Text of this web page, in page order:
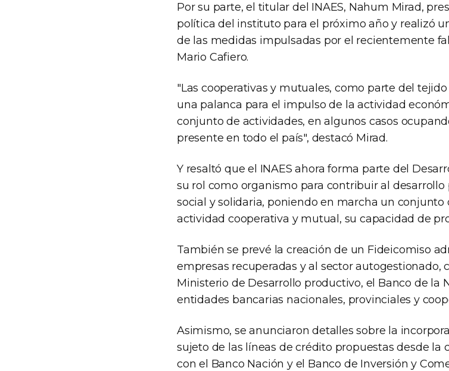
Por su parte, el titular del INAES, Nahum Mirad,
política del instituto para el próximo año y realizó
de las medidas impulsadas por el recientemente
Mario Cafiero.
"Las cooperativas y mutuales, como parte del
una palanca para el impulso de la actividad
conjunto de actividades, en algunos casos
presente en todo el país", destacó Mirad.
Y resaltó que el INAES ahora forma parte del
su rol como organismo para contribuir al
social y solidaria, poniendo en marcha un
actividad cooperativa y mutual, su capacidad de
También se prevé la creación de un Fideicomiso
empresas recuperadas y al sector autogestionado,
Ministerio de Desarrollo productivo, el Banco de la
entidades bancarias nacionales, provinciales y
Asimismo, se anunciaron detalles sobre la
sujeto de las líneas de crédito propuestas desde la
con el Banco Nación y el Banco de Inversión y